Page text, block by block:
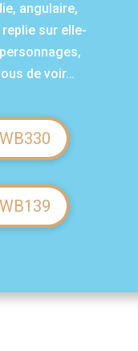
angulaire,
sur elle-
de voir…